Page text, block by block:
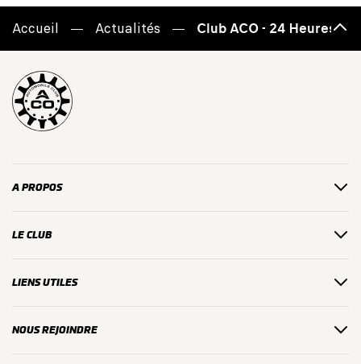
Accueil Actualités Club ACO - 24 HeuresHaut
page
A PROPOS
LE CLUB
LIENS UTILES
NOUS REJOINDRE